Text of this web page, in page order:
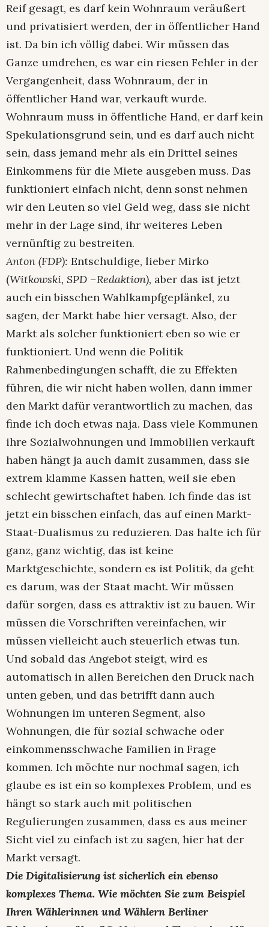
Reif gesagt, es darf kein Wohnraum veräußert
und privatisiert werden, der in öffentlicher Hand
ist. Da bin ich völlig dabei. Wir müssen das
Ganze umdrehen, es war ein riesen Fehler in der
Vergangenheit, dass Wohnraum, der in
öffentlicher Hand war, verkauft wurde.
Wohnraum muss in öffentliche Hand, er darf kein
Spekulationsgrund sein, und es darf auch nicht
sein, dass jemand mehr als ein Drittel seines
Einkommens für die Miete ausgeben muss. Das
funktioniert einfach nicht, denn sonst nehmen
wir den Leuten so viel Geld weg, dass sie nicht
mehr in der Lage sind, ihr weiteres Leben
vernünftig zu bestreiten.
Anton (FDP): Entschuldige, lieber Mirko
(Witkowski, SPD –Redaktion), aber das ist jetzt
auch ein bisschen Wahlkampfgeplänkel, zu
sagen, der Markt habe hier versagt. Also, der
Markt als solcher funktioniert eben so wie er
funktioniert. Und wenn die Politik
Rahmenbedingungen schafft, die zu Effekten
führen, die wir nicht haben wollen, dann immer
den Markt dafür verantwortlich zu machen, das
finde ich doch etwas naja. Dass viele Kommunen
ihre Sozialwohnungen und Immobilien verkauft
haben hängt ja auch damit zusammen, dass sie
extrem klamme Kassen hatten, weil sie eben
schlecht gewirtschaftet haben. Ich finde das ist
jetzt ein bisschen einfach, das auf einen Markt-
Staat-Dualismus zu reduzieren. Das halte ich für
ganz, ganz wichtig, das ist keine
Marktgeschichte, sondern es ist Politik, da geht
es darum, was der Staat macht. Wir müssen
dafür sorgen, dass es attraktiv ist zu bauen. Wir
müssen die Vorschriften vereinfachen, wir
müssen vielleicht auch steuerlich etwas tun.
Und sobald das Angebot steigt, wird es
automatisch in allen Bereichen den Druck nach
unten geben, und das betrifft dann auch
Wohnungen im unteren Segment, also
Wohnungen, die für sozial schwache oder
einkommensschwache Familien in Frage
kommen. Ich möchte nur nochmal sagen, ich
glaube es ist ein so komplexes Problem, und es
hängt so stark auch mit politischen
Regulierungen zusammen, dass es aus meiner
Sicht viel zu einfach ist zu sagen, hier hat der
Markt versagt.
Die Digitalisierung ist sicherlich ein ebenso
komplexes Thema. Wie möchten Sie zum Beispiel
Ihren Wählerinnen und Wählern Berliner